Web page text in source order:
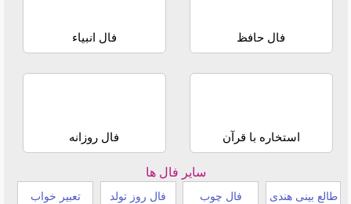
فال حافظ فال انبیاء
استخاره با قرآن فال روزانه
سایر فال ها
طالع بینی هندی فال چوب فال روز تولد تعبیر خواب